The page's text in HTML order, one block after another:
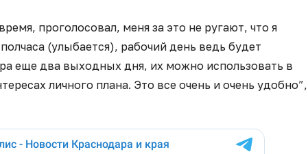
проголосовал, меня за это не ругают, что я
(улыбается), рабочий день ведь будет
еще два выходных дня, их можно использовать в
личного плана. Это все очень и очень удобно”,